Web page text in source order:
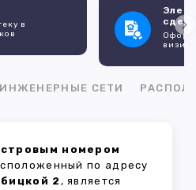
в
ИНЖЕНЕРНЫЕ СЕТИ
номером
по адресу
2, является